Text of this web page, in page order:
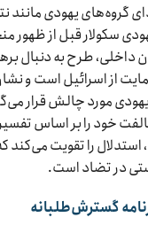
یهودی مانند
سکولار قبل از ظهور
داخلی، طرح به دنبال
از اسرائیل است و
مورد چالش قرار
خود را بر اساس
استدلال را تقویت
در تضاد است.